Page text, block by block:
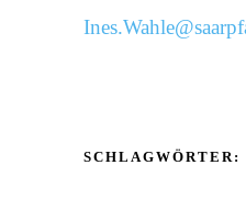
SCHLAGWÖRTER: